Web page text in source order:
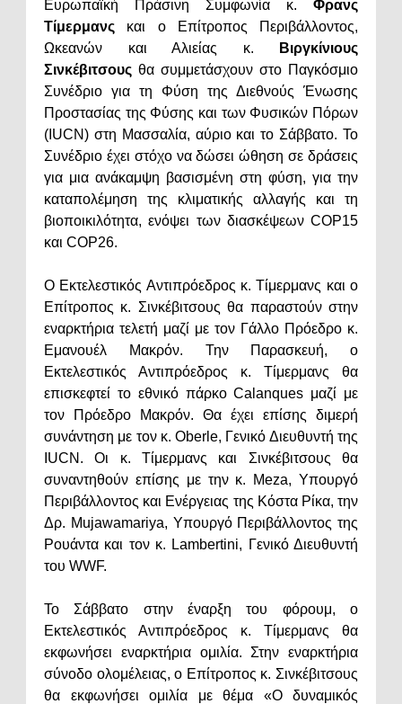
Ευρωπαϊκή Πράσινη Συμφωνία κ. Φρανς
Τίμερμανς και ο Επίτροπος Περιβάλλοντος,
Ωκεανών και Αλιείας κ.
Βιργκίνιους
Σινκέβιτσους θα συμμετάσχουν στο Παγκόσμιο
Συνέδριο για τη Φύση της Διεθνούς Ένωσης
Προστασίας της Φύσης και των Φυσικών Πόρων
(IUCN) στη Μασσαλία, αύριο και το Σάββατο. Το
Συνέδριο έχει στόχο να δώσει ώθηση σε δράσεις
για μια ανάκαμψη βασισμένη στη φύση, για την
καταπολέμηση της κλιματικής αλλαγής και τη
βιοποικιλότητα, ενόψει των διασκέψεων COP15
και COP26.
Ο Εκτελεστικός Αντιπρόεδρος κ. Τίμερμανς και ο
Επίτροπος κ. Σινκέβιτσους θα παραστούν στην
εναρκτήρια τελετή μαζί με τον Γάλλο Πρόεδρο κ.
Εμανουέλ Μακρόν. Την Παρασκευή, ο
Εκτελεστικός Αντιπρόεδρος κ. Τίμερμανς θα
επισκεφτεί το εθνικό πάρκο Calanques μαζί με
τον Πρόεδρο Μακρόν. Θα έχει επίσης διμερή
συνάντηση με τον κ. Oberle, Γενικό Διευθυντή της
IUCN. Οι κ. Τίμερμανς και Σινκέβιτσους θα
συναντηθούν επίσης με την κ. Meza, Υπουργό
Περιβάλλοντος και Ενέργειας της Κόστα Ρίκα, την
Δρ. Mujawamariya, Υπουργό Περιβάλλοντος της
Ρουάντα και τον κ. Lambertini, Γενικό Διευθυντή
του WWF.
Το Σάββατο στην έναρξη του φόρουμ, ο
Εκτελεστικός Αντιπρόεδρος κ. Τίμερμανς θα
εκφωνήσει εναρκτήρια ομιλία. Στην εναρκτήρια
σύνοδο ολομέλειας, ο Επίτροπος κ. Σινκέβιτσους
θα εκφωνήσει ομιλία με θέμα «Ο δυναμικός